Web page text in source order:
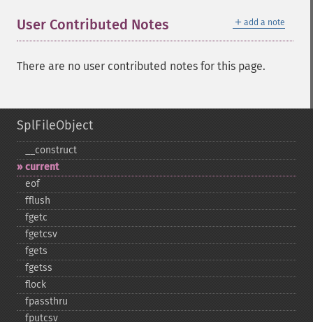
＋ add a note
User Contributed Notes
There are no user contributed notes for this page.
SplFileObject
_​_​construct
current
eof
fflush
fgetc
fgetcsv
fgets
fgetss
flock
fpassthru
fputcsv